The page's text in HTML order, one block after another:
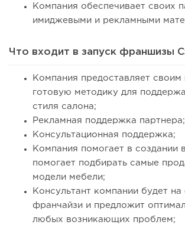
Компания обеспечивает своих
имиджевыми и рекламными
Что входит в запуск франшизы
Компания предоставляет своим
готовую методику для
стиля салона;
Рекламная поддержка партнера;
Консультационная поддержка;
Компания помогает в создании
помогает подбирать самые
модели мебели;
Консультант компании будет на
франчайзи и предложит
любых возникающих проблем;